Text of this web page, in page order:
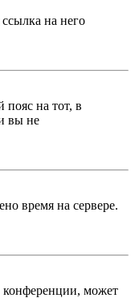
ссылка на него
пояс на тот, в
вы не
время на сервере.
конференции, может